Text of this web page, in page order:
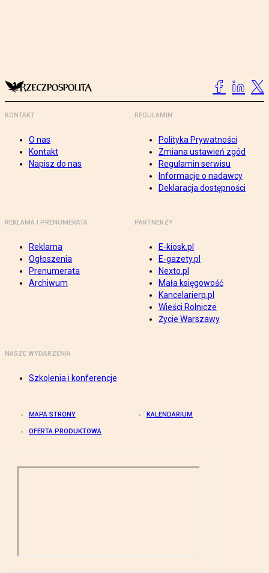
KONTAKT
O nas
Kontakt
Napisz do nas
REGULAMIN
Polityka Prywatności
Zmiana ustawień zgód
Regulamin serwisu
Informacje o nadawcy
Deklaracja dostępności
REKLAMA I PRENUMERATA
Reklama
Ogłoszenia
Prenumerata
Archiwum
PARTNERZY
E-kiosk.pl
E-gazety.pl
Nexto.pl
Mała księgowość
Kancelarierp.pl
Wieści Rolnicze
Życie Warszawy
NASZE WYDARZENIA
Szkolenia i konferencje
MAPA STRONY KALENDARIUM
OFERTA PRODUKTOWA